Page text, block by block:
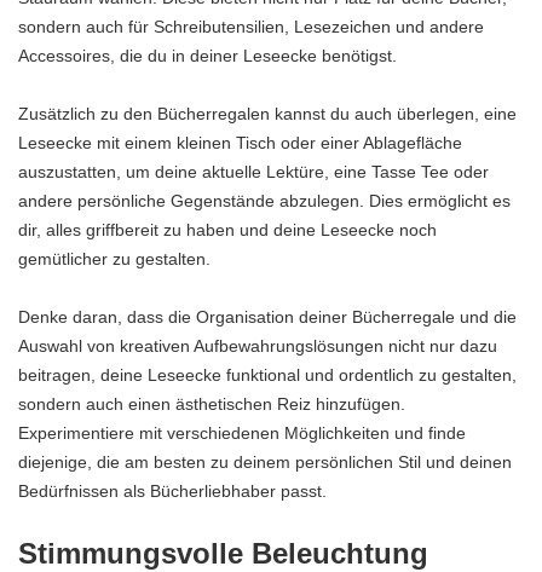
sondern auch für Schreibutensilien, Lesezeichen und andere
Accessoires, die du in deiner Leseecke benötigst.
Zusätzlich zu den Bücherregalen kannst du auch überlegen, eine
Leseecke mit einem kleinen Tisch oder einer Ablagefläche
auszustatten, um deine aktuelle Lektüre, eine Tasse Tee oder
andere persönliche Gegenstände abzulegen. Dies ermöglicht es
dir, alles griffbereit zu haben und deine Leseecke noch
gemütlicher zu gestalten.
Denke daran, dass die Organisation deiner Bücherregale und die
Auswahl von kreativen Aufbewahrungslösungen nicht nur dazu
beitragen, deine Leseecke funktional und ordentlich zu gestalten,
sondern auch einen ästhetischen Reiz hinzufügen.
Experimentiere mit verschiedenen Möglichkeiten und finde
diejenige, die am besten zu deinem persönlichen Stil und deinen
Bedürfnissen als Bücherliebhaber passt.
Stimmungsvolle Beleuchtung